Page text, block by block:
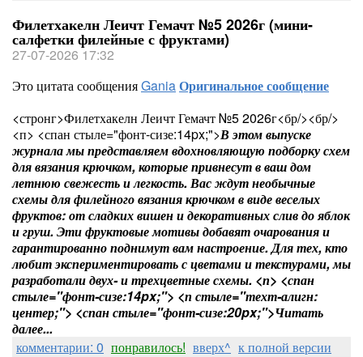
Филетхакелн Леичт Гемачт №5 2026г (мини-
салфетки филейные с фруктами)
27-07-2026 17:32
Это цитата сообщенияGaniaОригинальное сообщение
<стронг>Филетхакелн Леичт Гемачт №5 2026г<бр/><бр/>
<п> <спан стыле="фонт-сизе:14px;">В этом выпуске
журнала мы представляем вдохновляющую подборку схем
для вязания крючком, которые привнесут в ваш дом
летнюю свежесть и легкость. Вас ждут необычные
схемы для филейного вязания крючком в виде веселых
фруктов: от сладких вишен и декоративных слив до яблок
и груш. Эти фруктовые мотивы добавят очарования и
гарантированно поднимут вам настроение. Для тех, кто
любит экспериментировать с цветами и текстурами, мы
разработали двух- и трехцветные схемы. <п> <спан
стыле="фонт-сизе:14px;"> <п стыле="техт-алигн:
центер;"> <спан стыле="фонт-сизе:20px;">Читать
далее...
комментарии: 0 понравилось! вверх^ к полной версии